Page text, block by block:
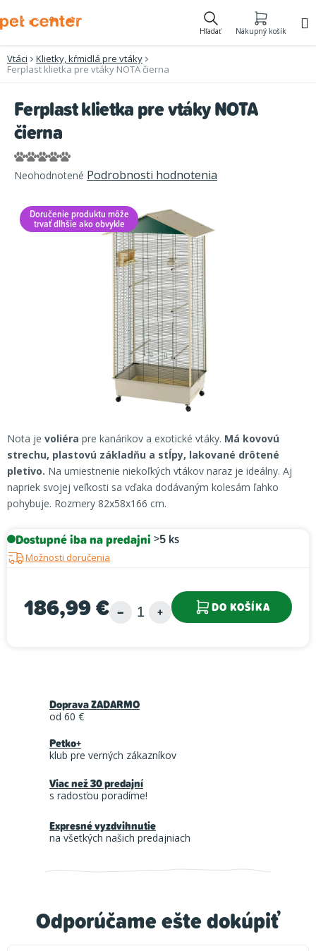
na
Hľadať Nákupný košík
Vtáci
Klietky, kŕmidlá pre vtáky
Ferplast klietka pre vtáky NOTA čierna
Nota je voliéra pre kanárikov a exotické vtáky. Má kovovú
strechu, plastovú základňu a stĺpy, lakované drôtené
pletivo. Na umiestnenie niekoľkých vtákov naraz je ideálny. Aj
napriek svojej veľkosti sa vďaka dodávaným kolesám ľahko
pohybuje. Rozmery 82x58x166 cm.
Dostupné iba na predajni >5 ks
Možnosti doručenia
186,99 € DO KOŠÍKA
Ferplast klietka pre vtáky NOTA
čierna
Priemerné
hodnotenie
je
0,0
Neohodnotené Podrobnosti hodnotenia
Doručenie produktu môže
trvať dlhšie ako obvykle
Odporúčame ešte dokúpiť
Doprava ZADARMO
od 60 €
Petko+
klub pre verných zákazníkov
Viac než 30 predajní
s radosťou poradíme!
Expresné vyzdvihnutie
na všetkých našich predajniach